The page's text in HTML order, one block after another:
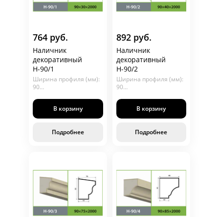
764 руб.
Наличник
декоративный
Н-90/1
Ширина профиля (мм):
90
Длина (мм): 2000
В корзину
Подробнее
892 руб.
Наличник
декоративный
Н-90/2
Ширина профиля (мм):
90
Длина (мм): 2000
В корзину
Подробнее